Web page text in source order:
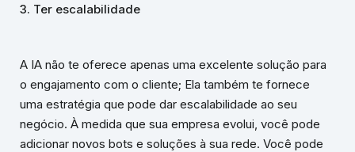
3. Ter escalabilidade
A IA não te oferece apenas uma excelente solução para
o engajamento com o cliente; Ela também te fornece
uma estratégia que pode dar escalabilidade ao seu
negócio. À medida que sua empresa evolui, você pode
adicionar novos bots e soluções à sua rede. Você pode